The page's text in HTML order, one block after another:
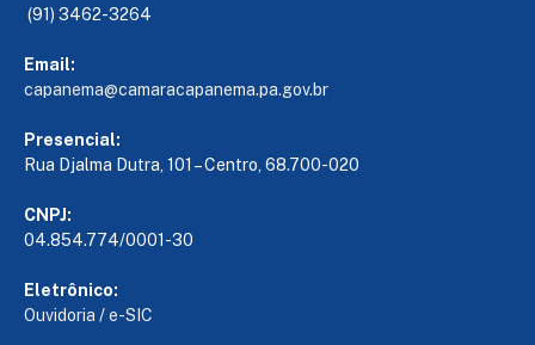
(91) 3462-3264
Email:
capanema@camaracapanema.pa.gov.br
Presencial:
Rua Djalma Dutra, 101 – Centro, 68.700-020
CNPJ:
04.854.774/0001-30
Eletrônico:
Ouvidoria /e-SIC